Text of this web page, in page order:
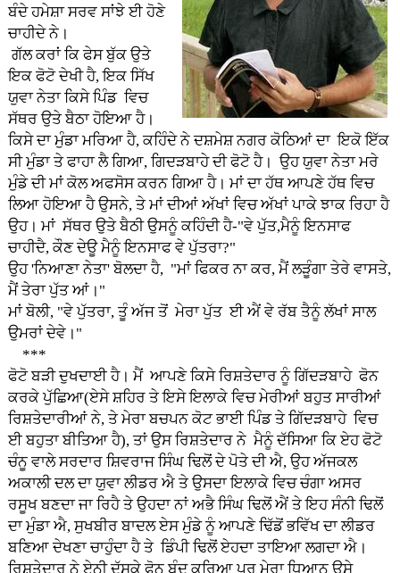
ਬੰਦੇ ਹਮੇਸ਼ਾ ਸਰਵ ਸਾਂਝੇ ਈ ਹੋਣੇ
ਚਾਹੀਦੇ ਨੇ।
ਗੱਲ ਕਰਾਂ ਕਿ ਫੇਸ ਬੁੱਕ ਉਤੇ
ਇਕ ਫੋਟੋ ਦੇਖੀ ਹੈ, ਇਕ ਸਿੱਖ
ਯੁਵਾ ਨੇਤਾ ਕਿਸੇ ਪਿੰਡ ਵਿਚ
ਸੱਥਰ ਉਤੇ ਬੈਠਾ ਹੋਇਆ ਹੈ।
ਕਿਸੇ ਦਾ ਮੁੰਡਾ ਮਰਿਆ ਹੈ, ਕਹਿੰਦੇ ਨੇ ਦਸ਼ਮੇਸ਼ ਨਗਰ ਕੋਠਿਆਂ ਦਾ ਇਕੋ ਇੱਕ
ਸੀ ਮੁੰਡਾ ਤੇ ਫਾਹਾ ਲੈ ਗਿਆ, ਗਿਦੜਬਾਹੇ ਦੀ ਫੋਟੋ ਹੈ। ਉਹ ਯੁਵਾ ਨੇਤਾ ਮਰੇ
ਮੁੰਡੇ ਦੀ ਮਾਂ ਕੋਲ ਅਫਸੋਸ ਕਰਨ ਗਿਆ ਹੈ। ਮਾਂ ਦਾ ਹੱਥ ਆਪਣੇ ਹੱਥ ਵਿਚ
ਲਿਆ ਹੋਇਆ ਹੈ ਉਸਨੇ, ਤੇ ਮਾਂ ਦੀਆਂ ਅੱਖਾਂ ਵਿਚ ਅੱਖਾਂ ਪਾਕੇ ਝਾਕ ਰਿਹਾ ਹੈ
ਉਹ। ਮਾਂ ਸੱਥਰ ਉਤੇ ਬੈਠੀ ਉਸਨੂੰ ਕਹਿੰਦੀ ਹੈ-"ਵੇ ਪੁੱਤ,ਮੈਨੂੰ ਇਨਸਾਫ
ਚਾਹੀਦੈ, ਕੌਣ ਦੇਊ ਮੈਨੂੰ ਇਨਸਾਫ ਵੇ ਪੁੱਤਰਾ?"
ਉਹ 'ਨਿਆਣਾ ਨੇਤਾ' ਬੋਲਦਾ ਹੈ, "ਮਾਂ ਫਿਕਰ ਨਾ ਕਰ, ਮੈਂ ਲੜੂੰਗਾ ਤੇਰੇ ਵਾਸਤੇ,
ਮੈਂ ਤੇਰਾ ਪੁੱਤ ਆਂ।"
ਮਾਂ ਬੋਲੀ, "ਵੇ ਪੁੱਤਰਾ, ਤੂੰ ਅੱਜ ਤੋਂ ਮੇਰਾ ਪੁੱਤ ਈ ਐਂ ਵੇ ਰੱਬ ਤੈਨੂੰ ਲੱਖਾਂ ਸਾਲ
ਉਮਰਾਂ ਦੇਵੇ।"
***
ਫੋਟੋ ਬੜੀ ਦੁਖਦਾਈ ਹੈ। ਮੈਂ ਆਪਣੇ ਕਿਸੇ ਰਿਸ਼ਤੇਦਾਰ ਨੂੰ ਗਿੱਦੜਬਾਹੇ ਫੋਨ
ਕਰਕੇ ਪੁੱਛਿਆ(ਏਸੇ ਸ਼ਹਿਰ ਤੇ ਇਸੇ ਇਲਾਕੇ ਵਿਚ ਮੇਰੀਆਂ ਬਹੁਤ ਸਾਰੀਆਂ
ਰਿਸ਼ਤੇਦਾਰੀਆਂ ਨੇ, ਤੇ ਮੇਰਾ ਬਚਪਨ ਕੋਟ ਭਾਈ ਪਿੰਡ ਤੇ ਗਿੱਦੜਬਾਹੇ ਵਿਚ
ਈ ਬਹੁਤਾ ਬੀਤਿਆ ਹੈ), ਤਾਂ ਉਸ ਰਿਸ਼ਤੇਦਾਰ ਨੇ ਮੈਨੂੰ ਦੱਸਿਆ ਕਿ ਏਹ ਫੋਟੋ
ਚੰਨੂ ਵਾਲੇ ਸਰਦਾਰ ਸ਼ਿਵਰਾਜ ਸਿੰਘ ਢਿਲੋਂ ਦੇ ਪੋਤੇ ਦੀ ਐ, ਉਹ ਅੱਜਕਲ
ਅਕਾਲੀ ਦਲ ਦਾ ਯੁਵਾ ਲੀਡਰ ਐ ਤੇ ਉਸਦਾ ਇਲਾਕੇ ਵਿਚ ਚੰਗਾ ਅਸਰ
ਰਸੂਖ ਬਣਦਾ ਜਾ ਰਿਹੈ ਤੇ ਉਹਦਾ ਨਾਂ ਅਭੈ ਸਿੰਘ ਢਿਲੋਂ ਐਂ ਤੇ ਇਹ ਸੰਨੀ ਢਿਲੋਂ
ਦਾ ਮੁੰਡਾ ਐ, ਸੁਖਬੀਰ ਬਾਦਲ ਏਸ ਮੁੰਡੇ ਨੂੰ ਆਪਣੇ ਢਿੱਡੋਂ ਭਵਿੱਖ ਦਾ ਲੀਡਰ
ਬਣਿਆ ਦੇਖਣਾ ਚਾਹੁੰਦਾ ਹੈ ਤੇ ਡਿੰਪੀ ਢਿਲੋਂ ਏਹਦਾ ਤਾਇਆ ਲਗਦਾ ਐ।
ਰਿਸ਼ਤੇਦਾਰ ਨੇ ਏਨੀ ਦੱਸਕੇ ਫੋਨ ਬੰਦ ਕਰਿਆ ਪਰ ਮੇਰਾ ਧਿਆਨ ਉਸੇ